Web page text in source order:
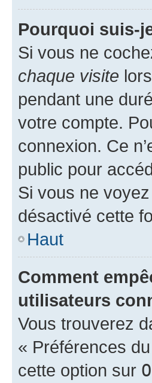
Pourquoi suis-
Si vous ne
chaque visite
pendant une
votre compte.
connexion. Ce
public pour
Si vous ne
désactivé cette
Haut
Comment
utilisateurs
Vous trouverez
« Préférences
cette option sur